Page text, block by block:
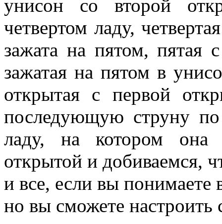
унисон со второй
четвертом ладу,
зажата на пятом, пятая
зажатая на пятом в
открытая с первой
последующую струну
ладу, на котором
открытой и добиваемся,
и все, если вы понимаете
но вы сможете настроить